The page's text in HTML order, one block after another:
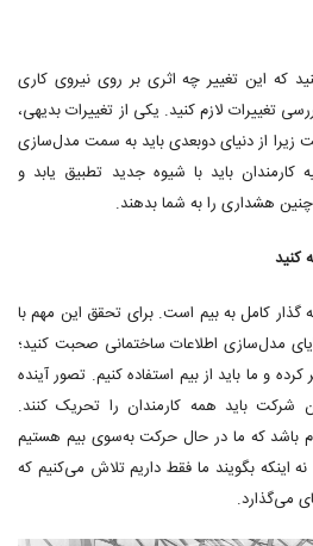
که این تغییر چه اثری بر روی نیروی کاری
تغییرات لازم کنید. یکی از تغییرات بدیهی،
زیرا از دنیای دوبعدی باید به سمت مدل‌سازی
باید با شیوه جدید تطبیق یابد و
هشداری را به شما بدهند.
گذار کامل به بیم است. برای تحقق این مهم با
مدل‌سازی اطلاعات ساختمانی صحبت کنید؛
و ما باید از بیم استفاده کنیم. تصور آینده
شرکت باید همه کارمندان را تحریک کنند.
باشد که ما در حال حرکت به‌سوی بیم هستیم
اینکه بگویند ما فقط داریم تلاش می‌کنیم که